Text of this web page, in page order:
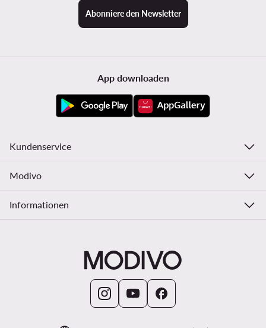
Abonniere den Newsletter
App downloaden
Kundenservice
Modivo
Informationen